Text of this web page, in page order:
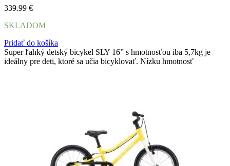
339.99 €
SKLADOM
Pridať do košíka
Super ľahký detský bicykel SLY 16” s hmotnosťou iba 5,7kg je
ideálny pre deti, ktoré sa učia bicyklovať. Nízku hmotnosť